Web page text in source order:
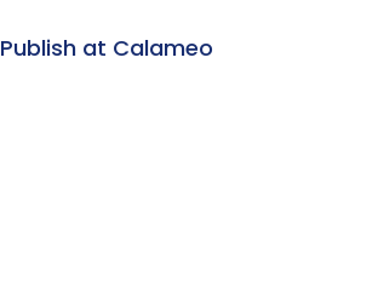
Publish at Calameo